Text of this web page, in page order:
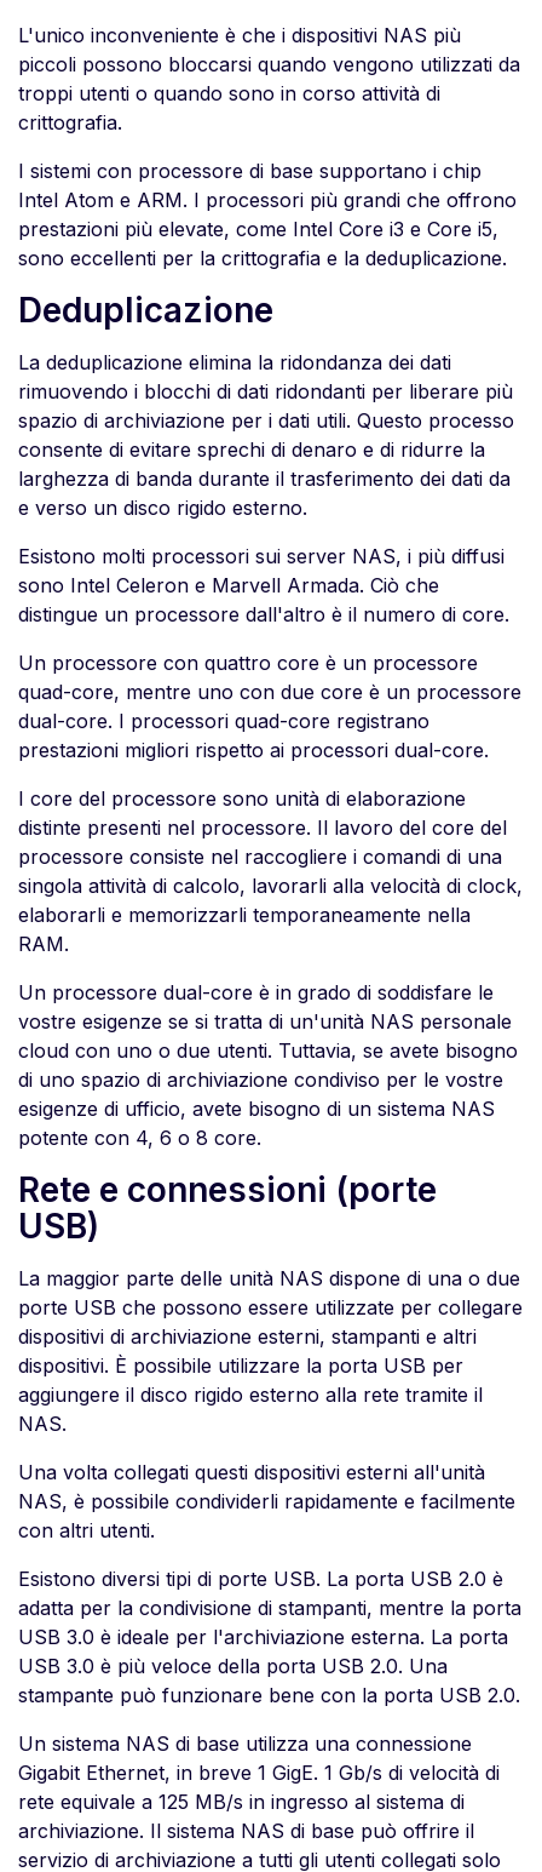
L'unico inconveniente è che i dispositivi NAS più
piccoli possono bloccarsi quando vengono utilizzati da
troppi utenti o quando sono in corso attività di
crittografia.
I sistemi con processore di base supportano i chip
Intel Atom e ARM. I processori più grandi che offrono
prestazioni più elevate, come Intel Core i3 e Core i5,
sono eccellenti per la crittografia e la deduplicazione.
Deduplicazione
La deduplicazione elimina la ridondanza dei dati
rimuovendo i blocchi di dati ridondanti per liberare più
spazio di archiviazione per i dati utili. Questo processo
consente di evitare sprechi di denaro e di ridurre la
larghezza di banda durante il trasferimento dei dati da
e verso un disco rigido esterno.
Esistono molti processori sui server NAS, i più diffusi
sono Intel Celeron e Marvell Armada. Ciò che
distingue un processore dall'altro è il numero di core.
Un processore con quattro core è un processore
quad-core, mentre uno con due core è un processore
dual-core. I processori quad-core registrano
prestazioni migliori rispetto ai processori dual-core.
I core del processore sono unità di elaborazione
distinte presenti nel processore. Il lavoro del core del
processore consiste nel raccogliere i comandi di una
singola attività di calcolo, lavorarli alla velocità di clock,
elaborarli e memorizzarli temporaneamente nella
RAM.
Un processore dual-core è in grado di soddisfare le
vostre esigenze se si tratta di un'unità NAS personale
cloud con uno o due utenti. Tuttavia, se avete bisogno
di uno spazio di archiviazione condiviso per le vostre
esigenze di ufficio, avete bisogno di un sistema NAS
potente con 4, 6 o 8 core.
Rete e connessioni (porte
USB)
La maggior parte delle unità NAS dispone di una o due
porte USB che possono essere utilizzate per collegare
dispositivi di archiviazione esterni, stampanti e altri
dispositivi. È possibile utilizzare la porta USB per
aggiungere il disco rigido esterno alla rete tramite il
NAS.
Una volta collegati questi dispositivi esterni all'unità
NAS, è possibile condividerli rapidamente e facilmente
con altri utenti.
Esistono diversi tipi di porte USB. La porta USB 2.0 è
adatta per la condivisione di stampanti, mentre la porta
USB 3.0 è ideale per l'archiviazione esterna. La porta
USB 3.0 è più veloce della porta USB 2.0. Una
stampante può funzionare bene con la porta USB 2.0.
Un sistema NAS di base utilizza una connessione
Gigabit Ethernet, in breve 1 GigE. 1 Gb/s di velocità di
rete equivale a 125 MB/s in ingresso al sistema di
archiviazione. Il sistema NAS di base può offrire il
servizio di archiviazione a tutti gli utenti collegati solo